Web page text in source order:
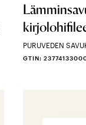
PURUVEDEN
GTIN: